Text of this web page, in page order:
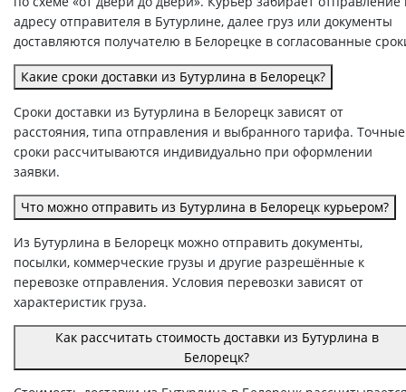
адресу отправителя в Бутурлине, далее груз или документы
доставляются получателю в Белорецке в согласованные
Какие сроки доставки из Бутурлина в Белорецк?
Сроки доставки из Бутурлина в Белорецк зависят от
расстояния, типа отправления и выбранного тарифа. Точные
сроки рассчитываются индивидуально при оформлении
заявки.
Что можно отправить из Бутурлина в Белорецк курьером?
Из Бутурлина в Белорецк можно отправить документы,
посылки, коммерческие грузы и другие разрешённые к
перевозке отправления. Условия перевозки зависят от
характеристик груза.
Как рассчитать стоимость доставки из Бутурлина в
Белорецк?